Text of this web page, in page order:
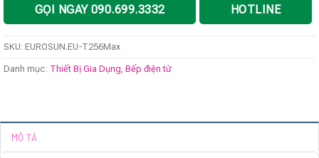
GỌI NGAY 090.699.3332 HOTLINE
SKU: EUROSUN.EU-T256Max
Danh mục: Thiết Bị Gia Dụng Bếp điện từ
MÔ TẢ